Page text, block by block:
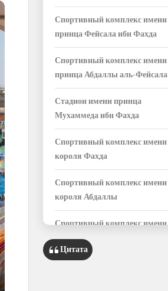
Спортивный комплекс имени
принца Фейсала ибн Фахда
Спортивный комплекс имени
принца Абдаллы аль-Фейсала
Стадион имени принца
Мухаммеда ибн Фахда
Спортивный комплекс имени
короля Фахда
Спортивный комплекс имени
короля Абдаллы
Спортивный комплекс имени
принца Сауда ибн Джилюви
Цитата